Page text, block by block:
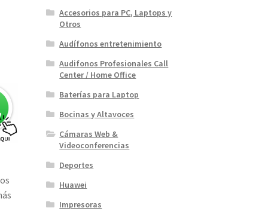
Accesorios para PC, Laptops y
Otros
Audífonos entretenimiento
Audifonos Profesionales Call
Center / Home Office
Baterías para Laptop
Bocinas y Altavoces
Cámaras Web &
Videoconferencias
Deportes
Huawei
Impresoras